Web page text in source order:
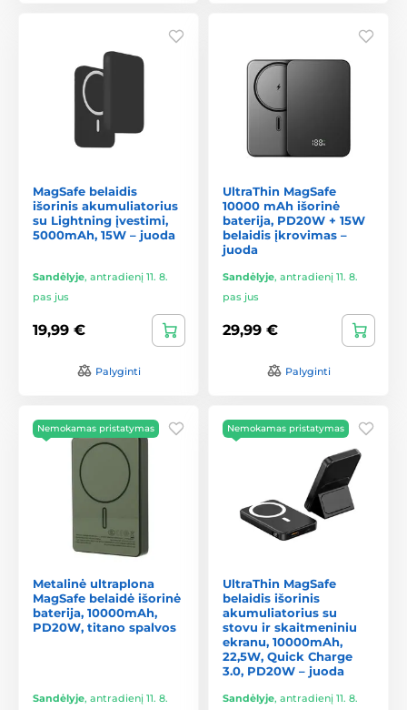
MagSafe belaidis
išorinis akumuliatorius
su Lightning įvestimi,
5000mAh, 15W – juoda
Sandėlyje, antradienį 11. 8.
pas jus
19,99 €
Palyginti
UltraThin MagSafe
10000 mAh išorinė
baterija, PD20W + 15W
belaidis įkrovimas –
juoda
Sandėlyje, antradienį 11. 8.
pas jus
29,99 €
Palyginti
Nemokamas pristatymas
Metalinė ultraplona
MagSafe belaidė išorinė
baterija, 10000mAh,
PD20W, titano spalvos
Sandėlyje, antradienį 11. 8.
Nemokamas pristatymas
UltraThin MagSafe
belaidis išorinis
akumuliatorius su
stovu ir skaitmeniniu
ekranu, 10000mAh,
22,5W, Quick Charge
3.0, PD20W – juoda
Sandėlyje, antradienį 11. 8.